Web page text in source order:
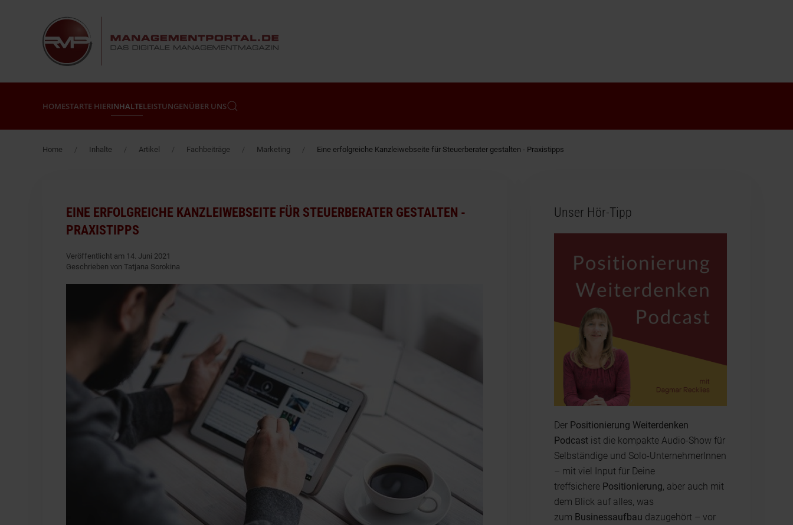
Zum Hauptinhalt springen
HOMESTARTE HIERINHALTELEISTUNGENÜBER UNS
Home Inhalte Artikel Fachbeiträge Marketing Eine erfolgreiche Kanzleiwebseite für Steuerberater gestalten - Praxistipps
EINE ERFOLGREICHE KANZLEIWEBSEITE FÜR STEUERBERATER GESTALTEN -
PRAXISTIPPS
Veröffentlicht am 14. Juni 2021
Geschrieben von Tatjana Sorokina
Unser Hör-Tipp
Der Positionierung Weiterdenken
Podcastist die kompakte Audio-Show für
Selbständige und Solo-UnternehmerInnen
– mit viel Input für Deine
treffsichere Positionierung, aber auch mit
dem Blick auf alles, was
zum Businessaufbau dazugehört – vor